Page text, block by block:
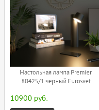
Настольная лампа Premier
80425/1 черный Eurosvet
10900 руб.